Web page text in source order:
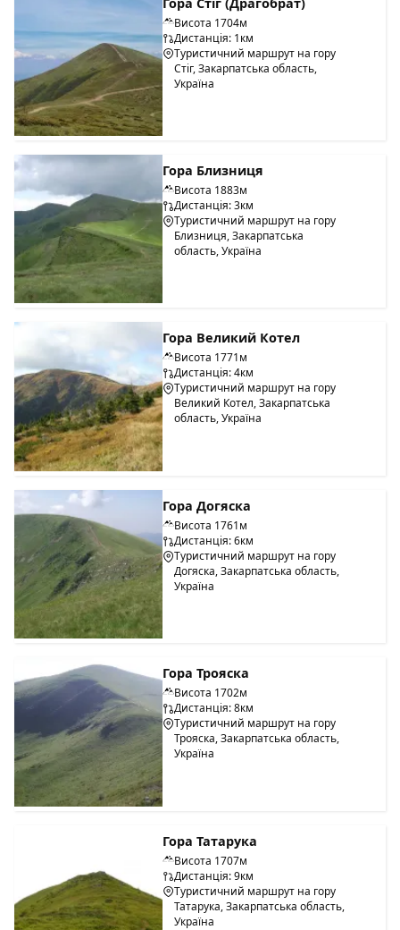
Висота 1704м
Дистанція: 1км
Туристичний маршрут на гору
Стіг, Закарпатська область,
Україна
Гора Близниця
Висота 1883м
Дистанція: 3км
Туристичний маршрут на гору
Близниця, Закарпатська
область, Україна
Гора Великий Котел
Висота 1771м
Дистанція: 4км
Туристичний маршрут на гору
Великий Котел, Закарпатська
область, Україна
Гора Догяска
Висота 1761м
Дистанція: 6км
Туристичний маршрут на гору
Догяска, Закарпатська область,
Україна
Гора Трояска
Висота 1702м
Дистанція: 8км
Туристичний маршрут на гору
Трояска, Закарпатська область,
Україна
Гора Татарука
Висота 1707м
Дистанція: 9км
Туристичний маршрут на гору
Татарука, Закарпатська область,
Україна